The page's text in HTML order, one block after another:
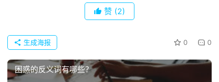
歌
词
古
赞 (2)
0 0
生成海报
困惑的反义词有哪些？